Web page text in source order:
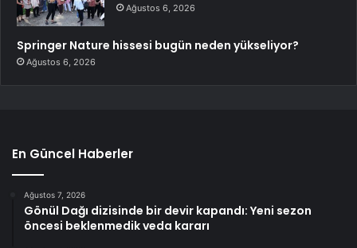
Ağustos 6, 2026
Springer Nature hissesi bugün neden yükseliyor?
Ağustos 6, 2026
En Güncel Haberler
Ağustos 7, 2026
Gönül Dağı dizisinde bir devir kapandı: Yeni sezon
öncesi beklenmedik veda kararı